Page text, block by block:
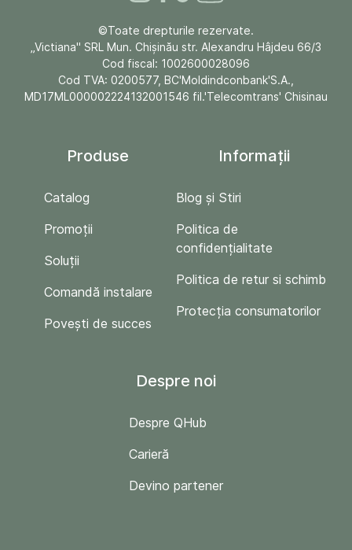
©Toate drepturile rezervate.
„Victiana" SRL Mun. Chişinău str. Alexandru Hâjdeu 66/3
Cod fiscal: 1002600028096
Cod TVA: 0200577, BC'Moldindconbank'S.A.,
MD17ML000002224132001546 fil.'Telecomtrans' Chisinau
Produse
Catalog
Promoții
Soluții
Comandă instalare
Povești de succes
Informații
Blog și Stiri
Politica de
confidențialitate
Politica de retur si schimb
Protecția consumatorilor
Despre noi
Despre QHub
Carieră
Devino partener